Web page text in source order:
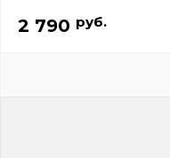
2 790 руб.